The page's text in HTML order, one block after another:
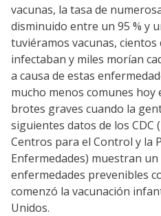
vacunas, la tasa de
disminuido entre un 95 % y
tuviéramos vacunas, cientos
infectaban y miles morían
a causa de estas
mucho menos comunes
brotes graves cuando la
siguientes datos de los CDC
Centros para el Control y la
Enfermedades) muestran
enfermedades prevenibles
comenzó la vacunación
Unidos.